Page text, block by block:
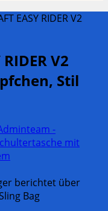
EASY RIDER V2
V2
Stil
-
mit